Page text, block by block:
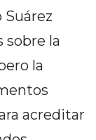
Suárez
sobre la
la
acreditar